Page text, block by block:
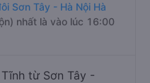
Sơn Tây - Hà Nội Hà
nhất là vào lúc 16:00
từ Sơn Tây -